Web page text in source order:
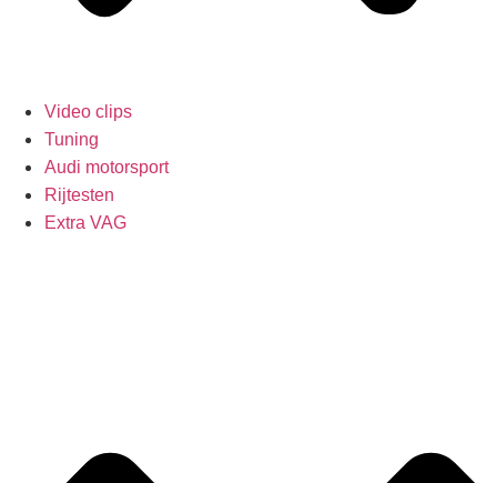
Video clips
Tuning
Audi motorsport
Rijtesten
Extra VAG